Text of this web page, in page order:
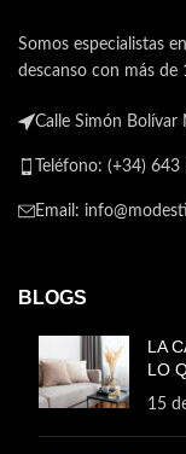
Somos especialistas
descanso con más de
Calle Simón Bolívar
Teléfono: (+34)
Email:
BLOGS
LA
LO
15